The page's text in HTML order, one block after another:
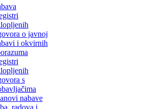
o javnoj
i okvirnih
s
nabave
radova i